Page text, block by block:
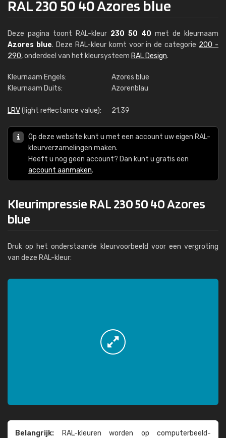
RAL 230 50 40 Azores blue
Deze pagina toont RAL-kleur 230 50 40 met de kleurnaam
Azores blue. Deze RAL-kleur komt voor in de categorie 200 -
290, onderdeel van het kleursysteem RAL Design.
Kleurnaam Engels:
Azores blue
Kleurnaam Duits:
Azorenblau
LRV(light reflectance value): 21,39
Op deze website kunt u met een account uw eigen RAL-
kleurverzamelingen maken.
Heeft u nog geen account? Dan kunt u gratis een
account aanmaken.
Kleurimpressie RAL 230 50 40 Azores
blue
Druk op het onderstaande kleurvoorbeeld voor een vergroting
van deze RAL-kleur:
Belangrijk: RAL-kleuren worden op computer­beeld­